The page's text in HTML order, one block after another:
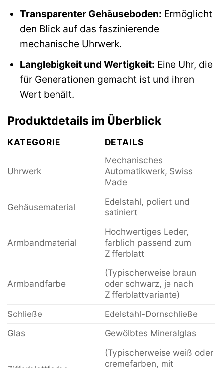
Transparenter Gehäuseboden: Ermöglicht
den Blick auf das faszinierende
mechanische Uhrwerk.
Langlebigkeit und Wertigkeit: Eine Uhr, die
für Generationen gemacht ist und ihren
Wert behält.
Produktdetails im Überblick
KATEGORIE DETAILS
Uhrwerk
Mechanisches
Automatikwerk, Swiss
Made
Gehäusematerial
Edelstahl, poliert und
satiniert
Armbandmaterial
Hochwertiges Leder,
farblich passend zum
Zifferblatt
Armbandfarbe
(Typischerweise braun
oder schwarz, je nach
Zifferblattvariante)
Schließe
Edelstahl-Dornschließe
Glas
Gewölbtes Mineralglas
(Typischerweise weiß oder
cremefarben, mit